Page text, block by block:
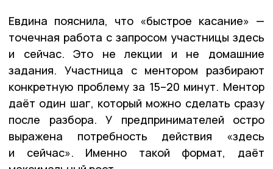
Евдина пояснила, что «быстрое касание» —
точечная работа с запросом участницы здесь
и сейчас. Это не лекции и не домашние
задания. Участница с ментором разбирают
конкретную проблему за 15–20 минут. Ментор
даёт один шаг, который можно сделать сразу
после разбора. У предпринимателей остро
выражена потребность действия «здесь
и сейчас». Именно такой формат, даёт